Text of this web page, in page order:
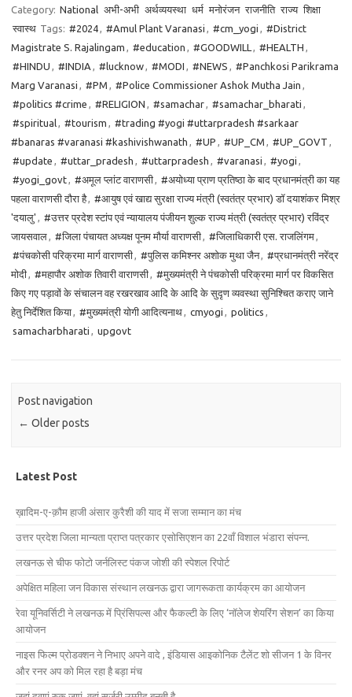
Category: National अभी-अभी अर्थव्ययस्था धर्म मनोरंजन राजनीति राज्य शिक्षा
स्वास्थ Tags: #2024, #Amul Plant Varanasi , #cm_yogi , #District
Magistrate S. Rajalingam , #education , #GOODWILL , #HEALTH ,
#HINDU , #INDIA , #lucknow, #MODI , #NEWS , #Panchkosi Parikrama
Marg Varanasi , #PM , #Police Commissioner Ashok Mutha Jain ,
#politics #crime , #RELIGION , #samachar, #samachar_bharati ,
#spiritual, #tourism , #trading #yogi #uttarpradesh #sarkaar
#banaras #varanasi #kashivishwanath , #UP , #UP_CM , #UP_GOVT ,
#update , #uttar_pradesh , #uttarpradesh , #varanasi , #yogi ,
#yogi_govt, #अमूल प्लांट वाराणसी, #अयोध्या प्राण प्रतिष्ठा के बाद प्रधानमंत्री का यह
पहला वाराणसी दौरा है, #आयुष एवं खाद्य सुरक्षा राज्य मंत्री (स्वतंत्र प्रभार) डॉ दयाशंकर मिश्र
'दयालु' , #उत्तर प्रदेश स्टांप एवं न्यायालय पंजीयन शुल्क राज्य मंत्री (स्वतंत्र प्रभार) रविंद्र
जायसवाल, #जिला पंचायत अध्यक्ष पूनम मौर्या वाराणसी, #जिलाधिकारी एस. राजलिंगम,
#पंचकोसी परिक्रमा मार्ग वाराणसी, #पुलिस कमिश्नर अशोक मुथा जैन, #प्रधानमंत्री नरेंद्र
मोदी, #महापौर अशोक तिवारी वाराणसी, #मुख्यमंत्री ने पंचकोसी परिक्रमा मार्ग पर विकसित
किए गए पड़ावों के संचालन वह रखरखाव आदि के आदि के सुदृण व्यवस्था सुनिश्चित कराए जाने
हेतु निर्देशित किया, #मुख्यमंत्री योगी आदित्यनाथ, cmyogi , politics ,
samacharbharati , upgovt
Post navigation
← Older posts
Latest Post
ख़ादिम-ए-क़ौम हाजी अंसार कुरैशी की याद में सजा सम्मान का मंच
उत्तर प्रदेश जिला मान्यता प्राप्त पत्रकार एसोसिएशन का 22वाँ विशाल भंडारा संपन्न.
लखनऊ से चीफ फोटो जर्नलिस्ट पंकज जोशी की स्पेशल रिपोर्ट
अपेक्षित महिला जन विकास संस्थान लखनऊ द्वारा जागरूकता कार्यक्रम का आयोजन
रेवा यूनिवर्सिटी ने लखनऊ में प्रिंसिपल्स और फैकल्टी के लिए ‘नॉलेज शेयरिंग सेशन’ का किया
आयोजन
नाइस फिल्म प्रोडक्शन ने निभाए अपने वादे , इंडियास आइकोनिक टैलेंट शो सीजन 1 के विनर
और रनर अप को मिल रहा है बड़ा मंच